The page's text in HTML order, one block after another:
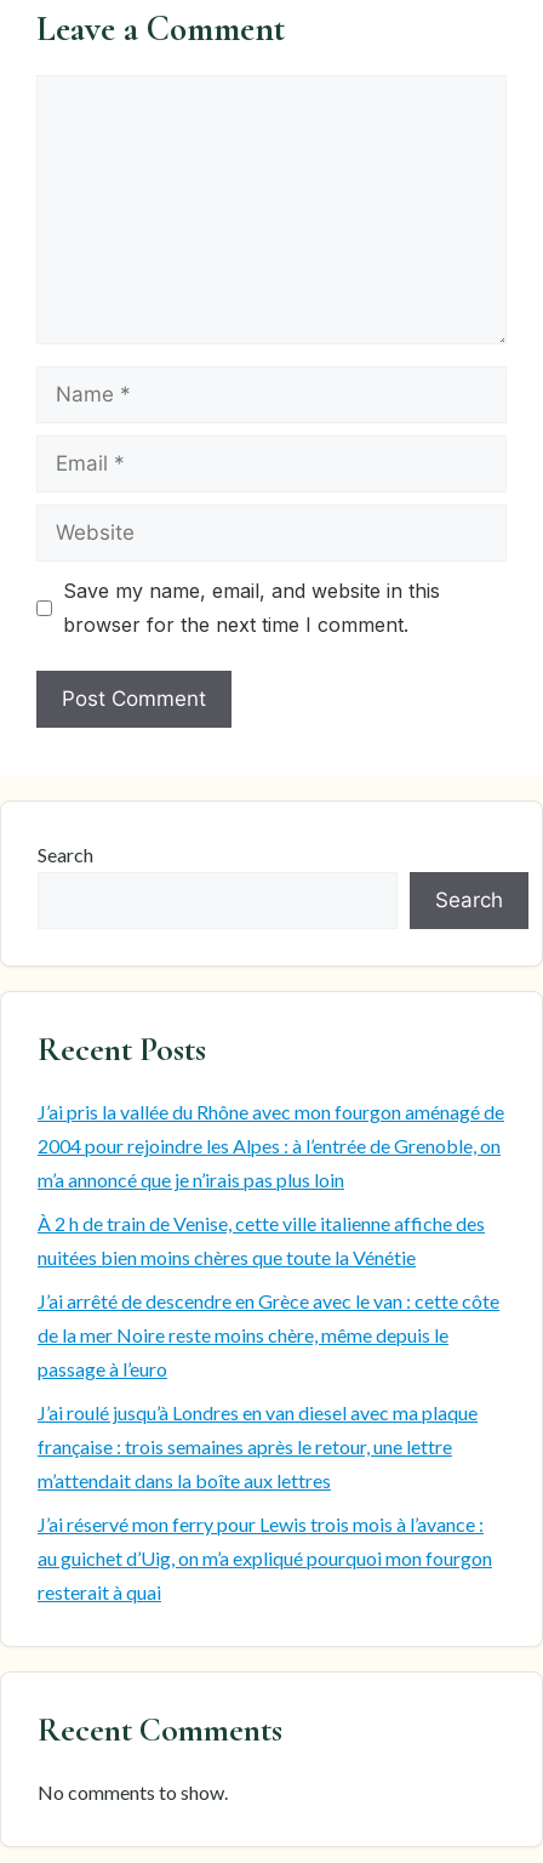
Leave a Comment
Name
Email
Website
Save my name, email, and website in this
browser for the next time I comment.
Search
Search
Recent Posts
J’ai pris la vallée du Rhône avec mon fourgon aménagé de
2004 pour rejoindre les Alpes : à l’entrée de Grenoble, on
m’a annoncé que je n’irais pas plus loin
À 2 h de train de Venise, cette ville italienne affiche des
nuitées bien moins chères que toute la Vénétie
J’ai arrêté de descendre en Grèce avec le van : cette côte
de la mer Noire reste moins chère, même depuis le
passage à l’euro
J’ai roulé jusqu’à Londres en van diesel avec ma plaque
française : trois semaines après le retour, une lettre
m’attendait dans la boîte aux lettres
J’ai réservé mon ferry pour Lewis trois mois à l’avance :
au guichet d’Uig, on m’a expliqué pourquoi mon fourgon
resterait à quai
Recent Comments
No comments to show.